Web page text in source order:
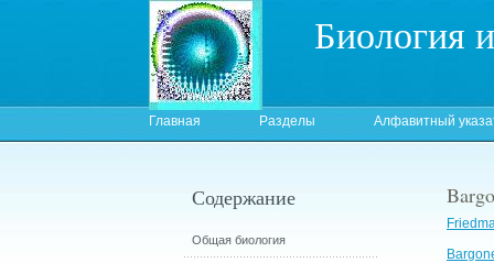
Биология
Главная Разделы Алфавитный
Содержание
Общая биология